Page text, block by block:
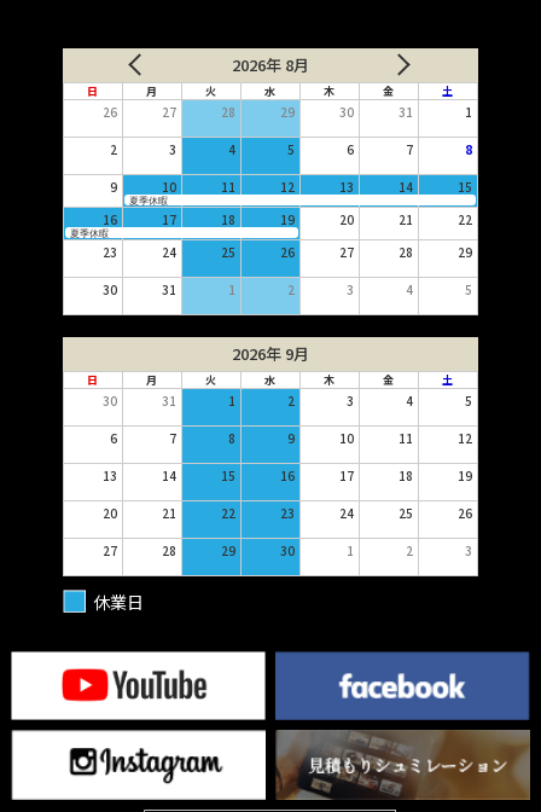
2026年 8月
日 月 火 水 木 金 土
26 27 28 29 30 31 1
2 3 4 5 6 7 8
9 10 11 12 13 14 15
夏季休暇
16 17 18 19 20 21 22
夏季休暇
23 24 25 26 27 28 29
30 31 1 2 3 4 5
2026年 9月
日 月 火 水 木 金 土
30 31 1 2 3 4 5
6 7 8 9 10 11 12
13 14 15 16 17 18 19
20 21 22 23 24 25 26
27 28 29 30 1 2 3
休業日